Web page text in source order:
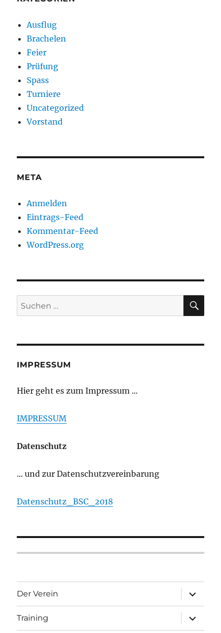
Ausflug
Brachelen
Feier
Prüfung
Spass
Turniere
Uncategorized
Vorstand
META
Anmelden
Eintrags-Feed
Kommentar-Feed
WordPress.org
Suchen
nach:
IMPRESSUM
Hier geht es zum Impressum ...
IMPRESSUM
Datenschutz
... und zur Datenschutzvereinbarung
Datenschutz_BSC_2018
Der Verein
öffnen
Training
öffnen